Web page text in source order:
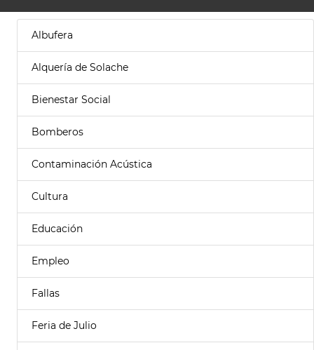
Albufera
Alquería de Solache
Bienestar Social
Bomberos
Contaminación Acústica
Cultura
Educación
Empleo
Fallas
Feria de Julio